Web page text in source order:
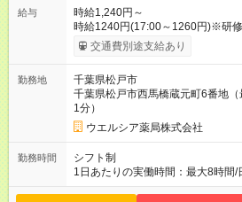
給与
時給1,240円～
時給1240円(17:00～1260円)※研
よる更新判定あり 社内試験合格後
り （大学生は＋20円） 試用期間あり：入社日から3ヶ月間／本
間の長さ：3ヶ月 雇用形態、給与
交通費別途支給あり
勤務地
千葉県松戸市
千葉県松戸市西馬橋蔵元町6番地
1分）
ウエルシア薬局株式会社
勤務時間
シフト制
1日あたりの実働時間：最大8時間
8時間の勤務 ☆週3～5日の勤務 ※